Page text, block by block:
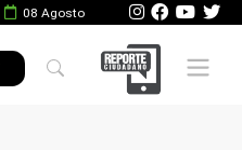
08 Agosto
Mobile